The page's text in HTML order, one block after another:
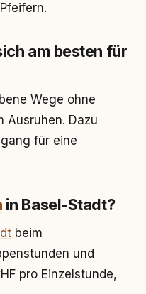
am besten für
Wege ohne
Ausruhen. Dazu
für eine
in Basel-Stadt?
beim
und
pro Einzelstunde,